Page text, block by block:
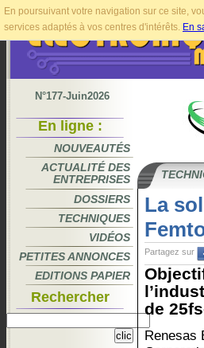
En poursuivant votre navigation sur ce site,
services adaptés à vos centres d'intérêts. En
N°177-Juin2026
En ligne :
NOUVEAUTÉS
ACTUALITÉ DES
ENTREPRISES
DOSSIERS
TECHNIQUES
VIDÉOS
PETITES ANNONCES
EDITIONS PAPIER
Rechercher
La
Partagez sur
de
Renesas